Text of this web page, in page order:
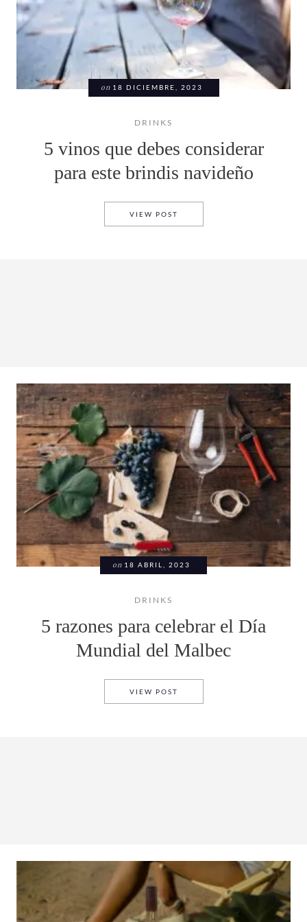
on 18 DICIEMBRE, 2023
DRINKS
5 vinos que debes considerar
para este brindis navideño
VIEW POST
on 18 ABRIL, 2023
DRINKS
5 razones para celebrar el Día
Mundial del Malbec
VIEW POST